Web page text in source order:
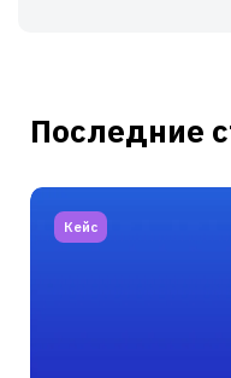
Последние
Кейс